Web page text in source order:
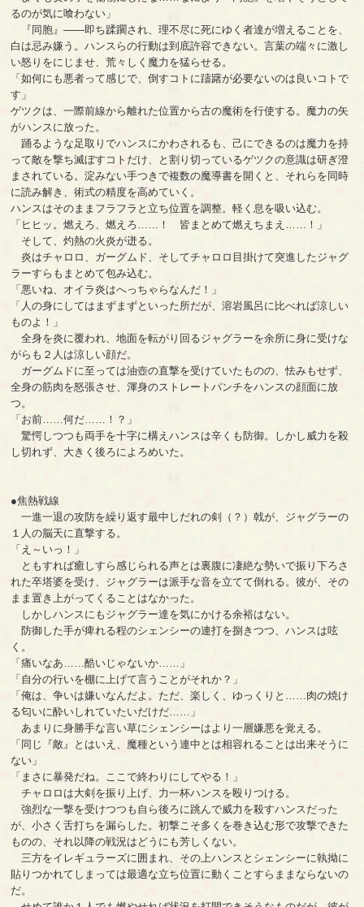
るのが気に喰わない」
『同胞』――即ち蹂躙され、理不尽に死にゆく者達が増えることを、
白は忌み嫌う。ハンスらの行動は到底許容できない。言葉の端々に激し
い怒りをにじませ、荒々しく魔力を猛らせる。
「如何にも悪者って感じで、倒すコトに躊躇が必要ないのは良いコトで
す」
ゲツクは、一際前線から離れた位置から古の魔術を行使する。魔力の矢
がハンスに放った。
踊るような足取りでハンスにかわされるも、己にできるのは魔力を持
って敵を撃ち滅ぼすコトだけ、と割り切っているゲツクの意識は研ぎ澄
まされている。淀みない手つきで複数の魔導書を開くと、それらを同時
に読み解き、術式の精度を高めていく。
ハンスはそのままフラフラと立ち位置を調整。軽く息を吸い込む。
「ヒヒッ。燃えろ、燃えろ……！ 皆まとめて燃えちまえ……！」
そして、灼熱の火炎が迸る。
炎はチャロロ、ガーグムド、そしてチャロロ目掛けて突進したジャグ
ラーすらもまとめて包み込む。
「悪いね、オイラ炎はへっちゃらなんだ！」
「人の身にしてはまずまずといった所だが、溶岩風呂に比べれば涼しい
ものよ！」
全身を炎に覆われ、地面を転がり回るジャグラーを余所に身に受けな
がらも２人は涼しい顔だ。
ガーグムドに至っては油壺の直撃を受けていたものの、怯みもせず、
全身の筋肉を怒張させ、渾身のストレートパンチをハンスの顔面に放
つ。
「お前……何だ……！？」
驚愕しつつも両手を十字に構えハンスは辛くも防御。しかし威力を殺
し切れず、大きく後ろによろめいた。
●焦熱戦線
一進一退の攻防を繰り返す最中しだれの剣（？）戟が、ジャグラーの
１人の脳天に直撃する。
「え～いっ！」
ともすれば癒しすら感じられる声とは裏腹に凄絶な勢いで振り下ろさ
れた卒塔婆を受け、ジャグラーは派手な音を立てて倒れる。彼が、その
まま置き上がってくることはなかった。
しかしハンスにもジャグラー達を気にかける余裕はない。
防御した手が痺れる程のシェンシーの連打を捌きつつ、ハンスは呟
く。
「痛いなあ……酷いじゃないか……」
「自分の行いを棚に上げて言うことがそれか？」
「俺は、争いは嫌いなんだよ。ただ、楽しく、ゆっくりと……肉の焼け
る匂いに酔いしれていたいだけだ……」
あまりに身勝手な言い草にシェンシーはより一層嫌悪を覚える。
「同じ『敵』とはいえ、魔種という連中とは相容れることは出来そうに
ない」
「まさに暴発だね。ここで終わりにしてやる！」
チャロロは大剣を振り上げ、力一杯ハンスを殴りつける。
強烈な一撃を受けつつも自ら後ろに跳んで威力を殺すハンスだった
が、小さく舌打ちを漏らした。初撃こそ多くを巻き込む形で攻撃できた
ものの、それ以降の戦況はどうにも芳しくない。
三方をイレギュラーズに囲まれ、その上ハンスとシェンシーに執拗に
貼りつかれてしまっては最適な立ち位置に動くことすらままならないの
だ。